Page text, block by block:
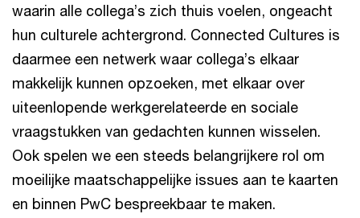
waarin alle collega’s zich thuis voelen, ongeacht
hun culturele achtergrond. Connected Cultures is
daarmee een netwerk waar collega’s elkaar
makkelijk kunnen opzoeken, met elkaar over
uiteenlopende werkgerelateerde en sociale
vraagstukken van gedachten kunnen wisselen.
Ook spelen we een steeds belangrijkere rol om
moeilijke maatschappelijke issues aan te kaarten
en binnen PwC bespreekbaar te maken.